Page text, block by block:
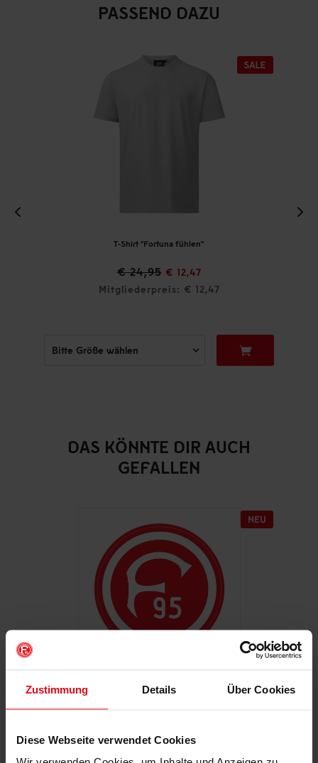
Zustimmung Details Über Cookies
Diese Webseite verwendet Cookies
PASSEND DAZU
T-Shirt "Fortuna fühlen"
€ 24,95 € 12,47
Mitgliederpreis: € 12,47
DAS KÖNNTE DIR AUCH
GEFALLEN
Mitgliederpreis: € 2,65